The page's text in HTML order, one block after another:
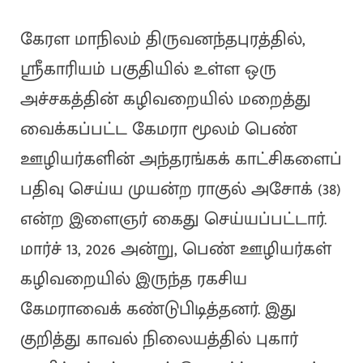
கேரள மாநிலம் திருவனந்தபுரத்தில்,
ஸ்ரீகாரியம் பகுதியில் உள்ள ஒரு
அச்சகத்தின் கழிவறையில் மறைத்து
வைக்கப்பட்ட கேமரா மூலம் பெண்
ஊழியர்களின் அந்தரங்கக் காட்சிகளைப்
பதிவு செய்ய முயன்ற ராகுல் அசோக் (38)
என்ற இளைஞர் கைது செய்யப்பட்டார்.
மார்ச் 13, 2026 அன்று, பெண் ஊழியர்கள்
கழிவறையில் இருந்த ரகசிய
கேமராவைக் கண்டுபிடித்தனர். இது
குறித்து காவல் நிலையத்தில் புகார்